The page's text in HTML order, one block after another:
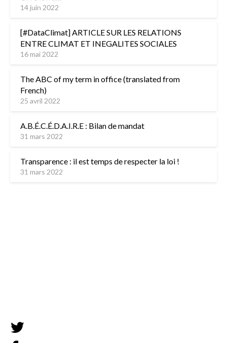
14 juin 2022
[#DataClimat] ARTICLE SUR LES RELATIONS
ENTRE CLIMAT ET INEGALITES SOCIALES
16 mai 2022
The ABC of my term in office (translated from
French)
25 avril 2022
A.B.É.C.É.D.A.I.R.E : Bilan de mandat
31 mars 2022
Transparence : il est temps de respecter la loi !
31 mars 2022